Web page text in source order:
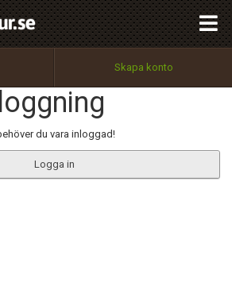
Skapa konto
du vara inloggad!
Logga in
Utför
100%
OK
Tillbaka till förstasidan